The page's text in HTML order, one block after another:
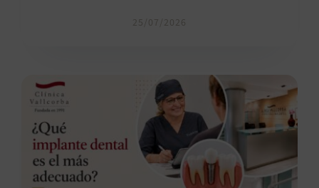
25/07/2026